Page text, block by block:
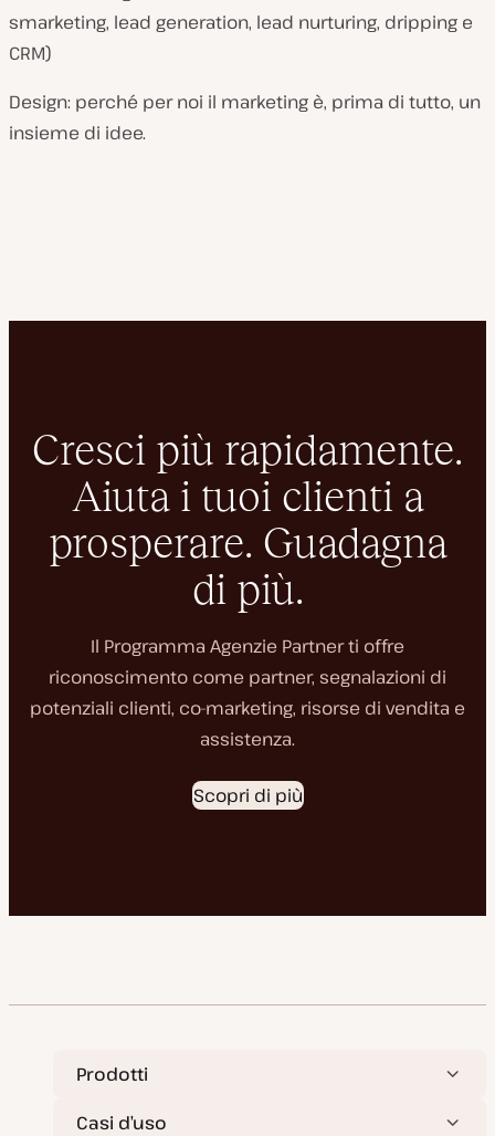
smarketing, lead generation, lead nurturing, dripping e
CRM)
Design: perché per noi il marketing è, prima di tutto, un
insieme di idee.
Cresci più rapidamente.
Aiuta i tuoi clienti a
prosperare. Guadagna
di più.
Il Programma Agenzie Partner ti offre
riconoscimento come partner, segnalazioni di
potenziali clienti, co-marketing, risorse di vendita e
assistenza.
Scopri di più
Prodotti
Casi d’uso